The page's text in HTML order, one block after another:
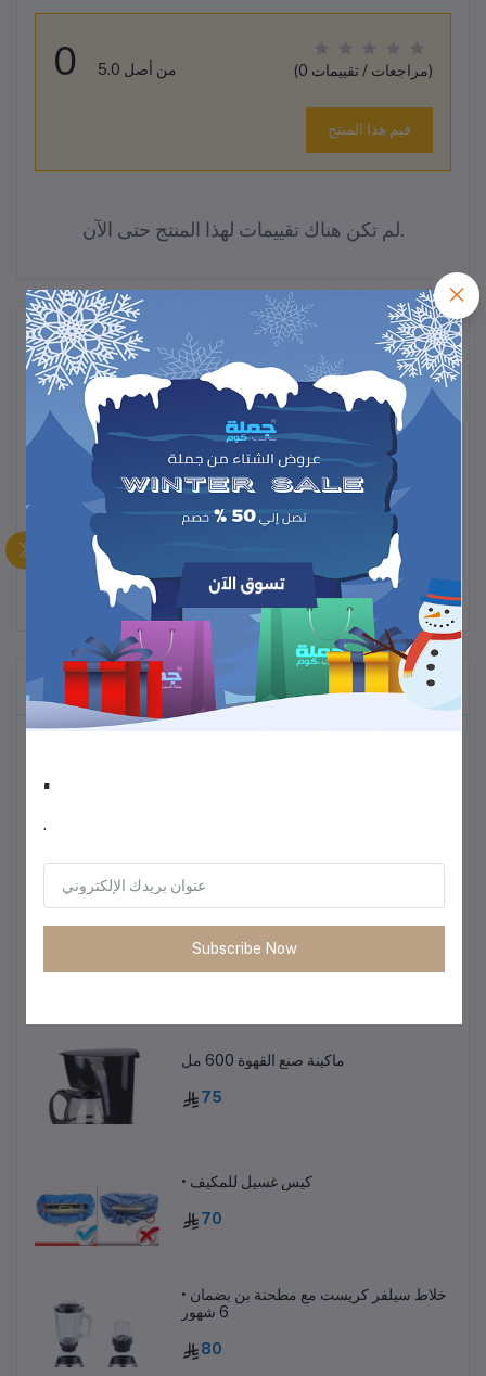
0 من أصل 5.0 (0 مراجعات / تقييمات)
قيم هذا المنتج
لم تكن هناك تقييمات لهذا المنتج حتى الآن.
وصف
حامل الجوال متعدد الاستخدامات هو
إكسسوار عملي يجمع بين
عدة وظائف في منتج واحد، مما يسمح باستخدامه في أماكن
وظروف مختلفة مثل المنزل، والمكتب، والسيارة، وأثناء
السفر. تختلف أنواع هذه الحوامل حسب طريقة التثبيت
المنتجات التي يتم شراؤها بشكل متكرر
• طاولة متعددة الاستخدمات خفيفة الوزن
85
ماكينة صنع القهوة 600 مل
75
• كيس غسيل للمكيف
70
• خلاط سيلفر كريست مع مطحنة بن بضمان
6 شهور
80
.
.
Subscribe Now